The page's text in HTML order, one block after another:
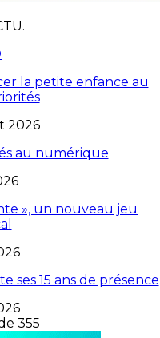
la petite enfance au
2026
au numérique
», un nouveau jeu
ses 15 ans de présence
355